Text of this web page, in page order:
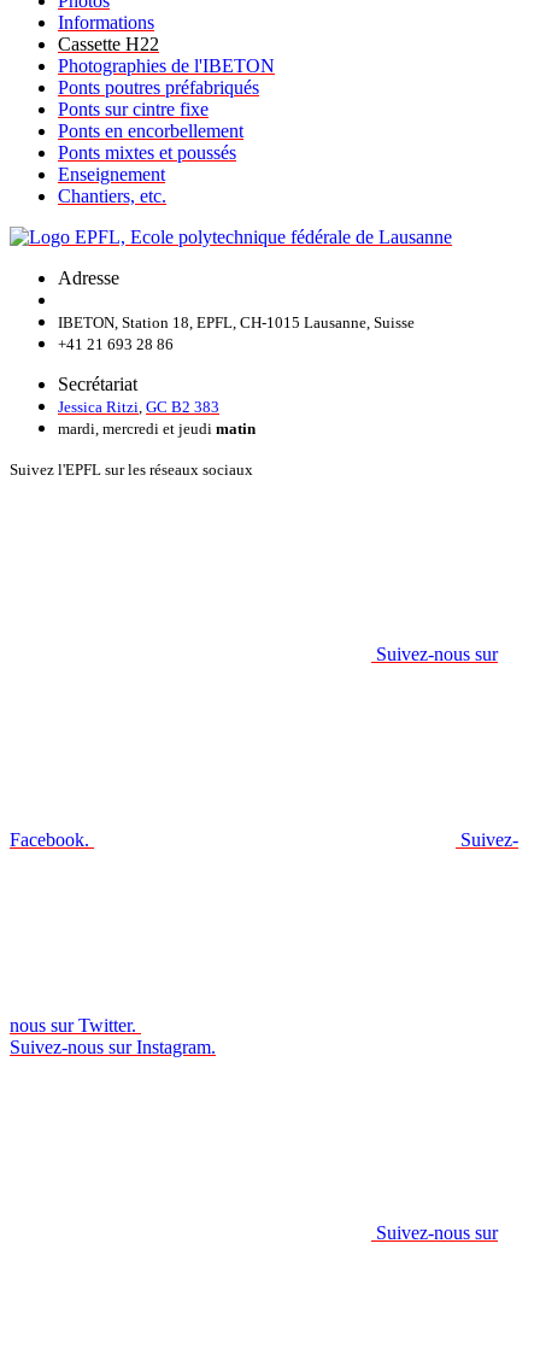
Informations
Cassette H22
Photographies de l'IBETON
Ponts poutres préfabriqués
Ponts sur cintre fixe
Ponts en encorbellement
Ponts mixtes et poussés
Enseignement
Chantiers, etc.
Adresse
IBETON, Station 18, EPFL, CH-1015 Lausanne, Suisse
+41 21 693 28 86
Secrétariat
Jessica Ritzi GC B2 383
mardi, mercredi et jeudi matin
Suivez l'EPFL sur les réseaux sociaux
Suivez-nous sur
Facebook. Suivez-
nous sur Twitter.
Suivez-nous sur Instagram.
Suivez-nous sur